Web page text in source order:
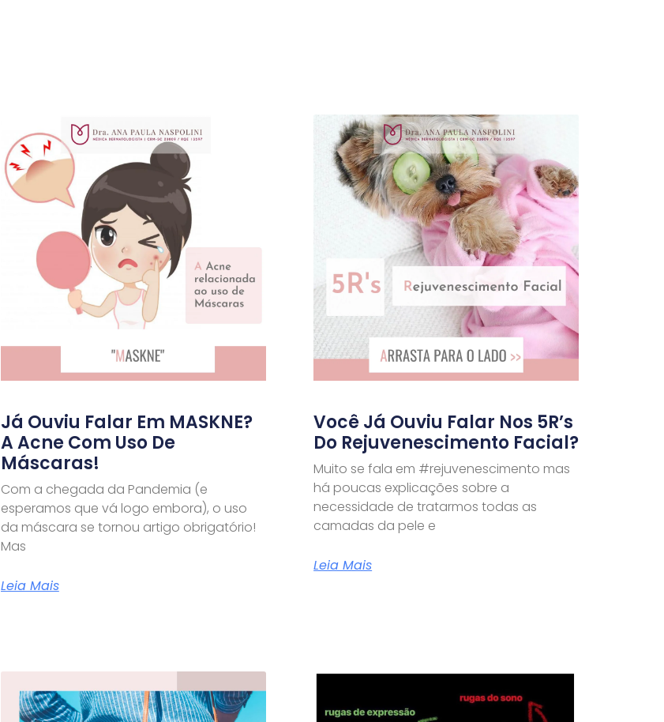
Já Ouviu Falar Em MASKNE?
A Acne Com Uso De
Máscaras!
Com a chegada da Pandemia (e
esperamos que vá logo embora), o uso
da máscara se tornou artigo obrigatório!
Mas
Leia Mais
Você Já Ouviu Falar Nos 5R’s
Do Rejuvenescimento Facial?
Muito se fala em #rejuvenescimento mas
há poucas explicações sobre a
necessidade de tratarmos todas as
camadas da pele e
Leia Mais